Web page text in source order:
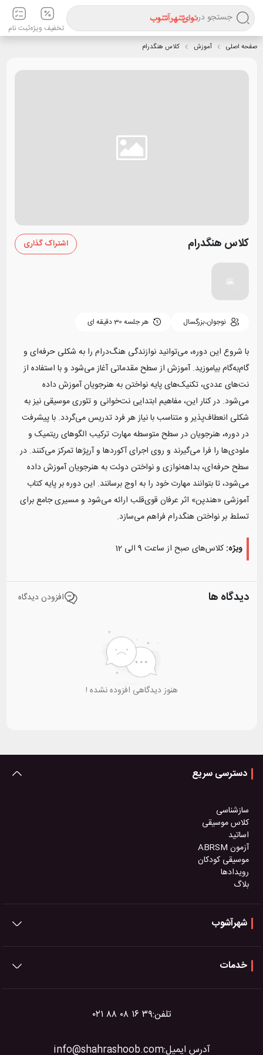
جستجو در
تخفیف ویژهثبت نام
صفحه اصلی آموزش کلاس هنگدرام
کلاس هنگدرام اشتراک گذاری
نوجوان،بزرگسال هر جلسه 30 دقیقه ای
با شروع این دوره، می‌توانید نوازندگی هنگ‌درام را به شکلی حرفه‌ای و
گام‌به‌گام بیاموزید. آموزش از سطح مقدماتی آغاز می‌شود و با استفاده از
نت‌های عددی، تکنیک‌های پایه نواختن به هنرجویان آموزش داده
می‌شود. در کنار این، مفاهیم ابتدایی نت‌خوانی و تئوری موسیقی نیز به
شکلی انعطاف‌پذیر و متناسب با نیاز هر فرد تدریس می‌گردد. با پیشرفت
در دوره، هنرجویان در سطح متوسطه مهارت ترکیب الگوهای ریتمیک و
ملودی‌ها را فرا می‌گیرند و روی اجرای آکوردها و آرپژها تمرکز می‌کنند. در
سطح حرفه‌ای، بداهه‌نوازی و نواختن دوئت به هنرجویان آموزش داده
می‌شود، تا بتوانند مهارت خود را به اوج برسانند. این دوره بر پایه کتاب
آموزشی «هندپن» اثر عرفان قوی‌قلب ارائه می‌شود و مسیری جامع برای
تسلط بر نواختن هنگدرام فراهم می‌سازد.
ویژه: کلاس‌های صبح از ساعت 9 الی 12
دیدگاه ها افزودن دیدگاه
هنوز دیدگاهی افزوده نشده !
تلفن:۰۲۱ ۸۸ ۰۸ ۱۶ ۳۹
آدرس ایمیل:info@shahrashoob.com
دسترسی سریع
سازشناسی
کلاس موسیقی
اساتید
آزمون ABRSM
موسیقی کودکان
رویدادها
بلاگ
شهرآشوب
خدمات